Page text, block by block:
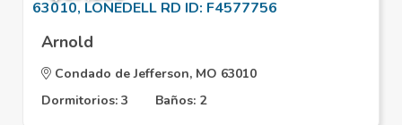
Arnold
Condado de Jefferson, MO 63010
Dormitorios: 3
Baños: 2